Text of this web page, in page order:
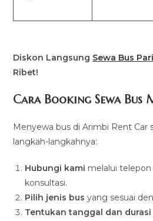
Diskon Langsung Sewa Bus
Ribet!
Cara Booking Sewa Bus
Menyewa bus di Arimbi Rent
langkah-langkahnya:
Hubungi kami melalui
konsultasi.
Pilih jenis bus yang sesuai
Tentukan tanggal dan durasi